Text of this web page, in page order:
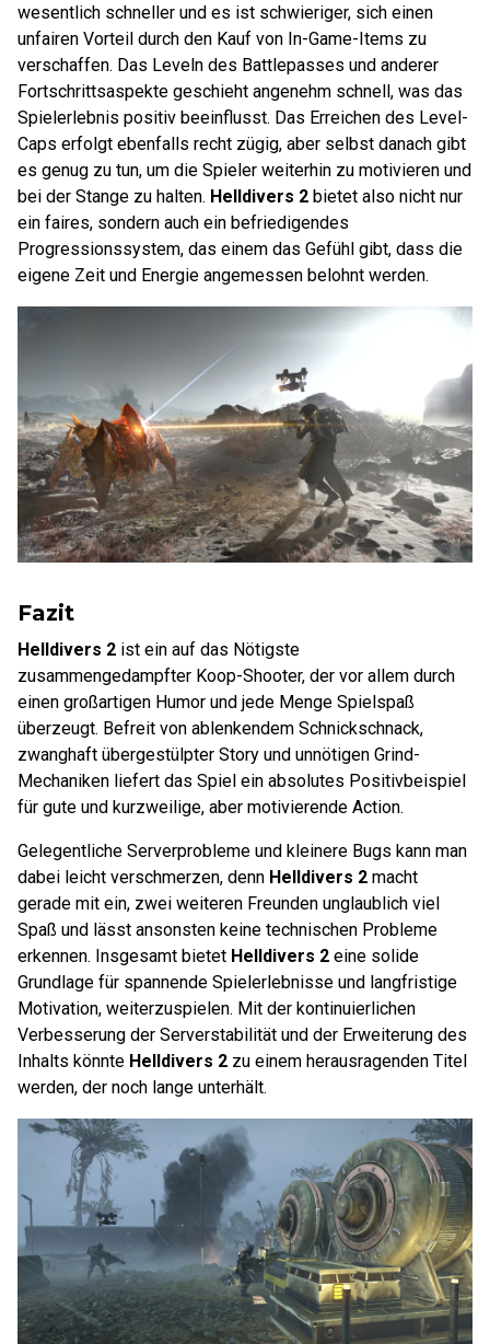
wesentlich schneller und es ist schwieriger, sich einen
unfairen Vorteil durch den Kauf von In-Game-Items zu
verschaffen. Das Leveln des Battlepasses und anderer
Fortschrittsaspekte geschieht angenehm schnell, was das
Spielerlebnis positiv beeinflusst. Das Erreichen des Level-
Caps erfolgt ebenfalls recht zügig, aber selbst danach gibt
es genug zu tun, um die Spieler weiterhin zu motivieren und
bei der Stange zu halten. Helldivers 2 bietet also nicht nur
ein faires, sondern auch ein befriedigendes
Progressionssystem, das einem das Gefühl gibt, dass die
eigene Zeit und Energie angemessen belohnt werden.
Fazit
Helldivers 2 ist ein auf das Nötigste
zusammengedampfter Koop-Shooter, der vor allem durch
einen großartigen Humor und jede Menge Spielspaß
überzeugt. Befreit von ablenkendem Schnickschnack,
zwanghaft übergestülpter Story und unnötigen Grind-
Mechaniken liefert das Spiel ein absolutes Positivbeispiel
für gute und kurzweilige, aber motivierende Action.
Gelegentliche Serverprobleme und kleinere Bugs kann man
dabei leicht verschmerzen, denn Helldivers 2 macht
gerade mit ein, zwei weiteren Freunden unglaublich viel
Spaß und lässt ansonsten keine technischen Probleme
erkennen. Insgesamt bietet Helldivers 2 eine solide
Grundlage für spannende Spielerlebnisse und langfristige
Motivation, weiterzuspielen. Mit der kontinuierlichen
Verbesserung der Serverstabilität und der Erweiterung des
Inhalts könnte Helldivers 2 zu einem herausragenden Titel
werden, der noch lange unterhält.